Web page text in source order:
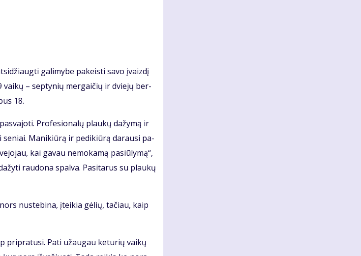
ga­li­my­be pa­keis­ti sa­vo įvaiz­dį
vai­kų – sep­ty­nių mer­gai­čių ir dvie­jų ber­
18.
Pro­fe­sio­na­lų plau­kų da­žy­mą ir
se­niai. Ma­ni­kiū­rą ir pe­di­kiū­rą da­rau­si pa­
kai ga­vau ne­mo­ka­mą pa­siū­ly­mą“,
rau­do­na spal­va. Pa­si­ta­rus su plau­kų
nu­ste­bi­na, įtei­kia gė­lių, ta­čiau, kaip
pri­pra­tu­si. Pa­ti už­au­gau ke­tu­rių vai­kų